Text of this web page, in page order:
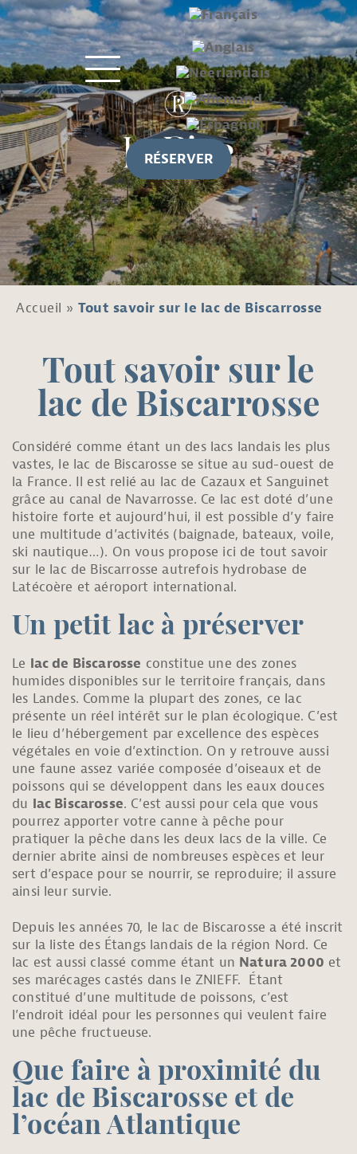
RÉSERVER
Accueil »Tout savoir sur le lac de Biscarrosse
Tout savoir sur le
lac de Biscarrosse
Considéré comme étant un des lacs landais les plus
vastes, le lac de Biscarosse se situe au sud-ouest de
la France. Il est relié au lac de Cazaux et Sanguinet
grâce au canal de Navarrosse. Ce lac est doté d’une
histoire forte et aujourd’hui, il est possible d’y faire
une multitude d’activités (baignade, bateaux, voile,
ski nautique…). On vous propose ici de tout savoir
sur le lac de Biscarrosse autrefois hydrobase de
Latécoère et aéroport international.
Un petit lac à préserver
Le lac de Biscarosse constitue une des zones
humides disponibles sur le territoire français, dans
les Landes. Comme la plupart des zones, ce lac
présente un réel intérêt sur le plan écologique. C’est
le lieu d’hébergement par excellence des espèces
végétales en voie d’extinction. On y retrouve aussi
une faune assez variée composée d’oiseaux et de
poissons qui se développent dans les eaux douces
du lac Biscarosse. C’est aussi pour cela que vous
pourrez apporter votre canne à pêche pour
pratiquer la pêche dans les deux lacs de la ville. Ce
dernier abrite ainsi de nombreuses espèces et leur
sert d’espace pour se nourrir, se reproduire; il assure
ainsi leur survie.
Depuis les années 70, le lac de Biscarosse a été inscrit
sur la liste des Étangs landais de la région Nord. Ce
lac est aussi classé comme étant un Natura 2000 et
ses marécages castés dans le ZNIEFF. Étant
constitué d’une multitude de poissons, c’est
l’endroit idéal pour les personnes qui veulent faire
une pêche fructueuse.
Que faire à proximité du
lac de Biscarosse et de
l’océan Atlantique